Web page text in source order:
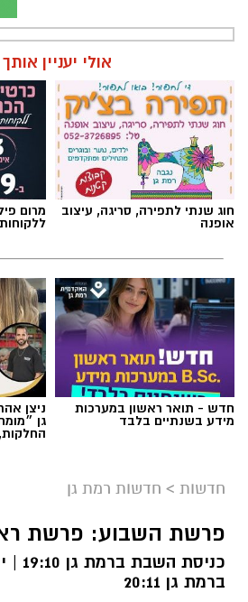
אולי יעניין
חוג שנתי לתפירה, סריגה, עיצוב
אופנה
מרום
חדש - תואר ראשון במערכות
מידע בשנתיים בלבד
ניצן
גן
חדשות > חדשות רמת גן
פרשת השבוע: פרשת
ברמת גן 20:11